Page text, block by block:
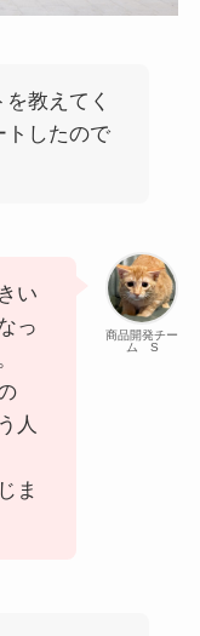
教えてく
トしたので
商品開発チー
ム S
い
っ
人
ま